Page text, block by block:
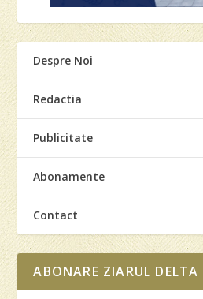
Despre Noi
Redactia
Publicitate
Abonamente
Contact
ABONARE ZIARUL DELTA